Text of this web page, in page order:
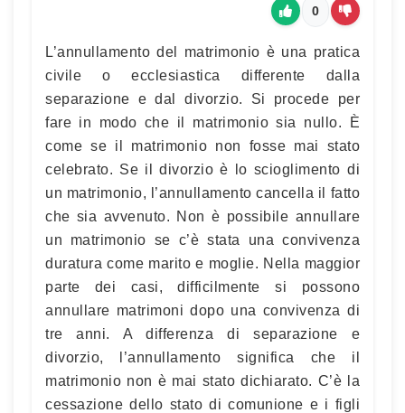
0
L’annullamento del matrimonio è una pratica
civile o ecclesiastica differente dalla
separazione e dal divorzio. Si procede per
fare in modo che il matrimonio sia nullo. È
come se il matrimonio non fosse mai stato
celebrato. Se il divorzio è lo scioglimento di
un matrimonio, l’annullamento cancella il fatto
che sia avvenuto. Non è possibile annullare
un matrimonio se c’è stata una convivenza
duratura come marito e moglie. Nella maggior
parte dei casi, difficilmente si possono
annullare matrimoni dopo una convivenza di
tre anni. A differenza di separazione e
divorzio, l’annullamento significa che il
matrimonio non è mai stato dichiarato. C’è la
cessazione dello stato di comunione e i figli